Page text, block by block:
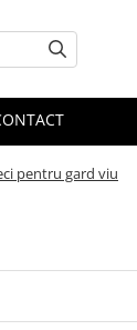
pentru gard viu